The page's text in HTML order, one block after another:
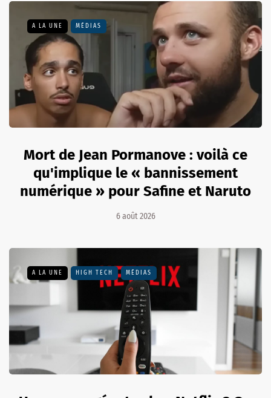
A LA UNE MÉDIAS
Mort de Jean Pormanove : voilà ce
qu'implique le « bannissement
numérique » pour Safine et Naruto
6 août 2026
A LA UNE HIGH TECH MÉDIAS